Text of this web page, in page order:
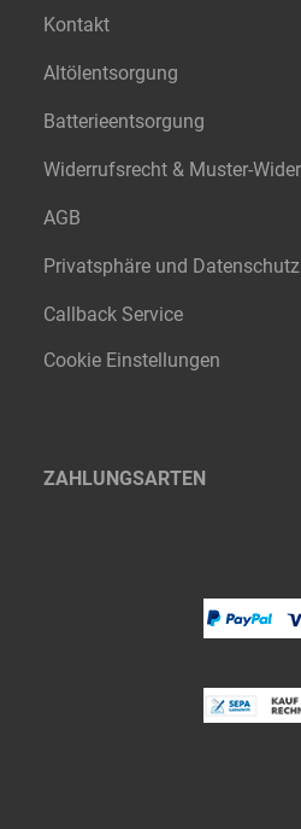
Kontakt
Altölentsorgung
Batterieentsorgung
Widerrufsrecht & Muster-
AGB
Privatsphäre und Datenschutz
Callback Service
Cookie Einstellungen
ZAHLUNGSARTEN